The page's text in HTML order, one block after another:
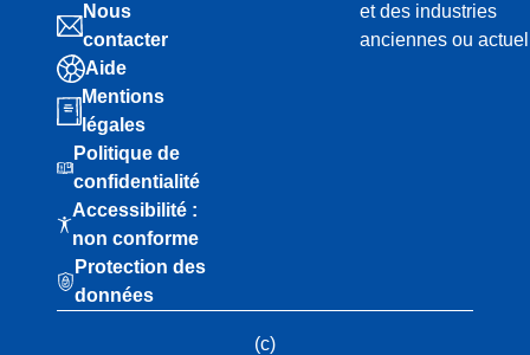
Nous
contacter
Aide
Mentions
légales
Politique de
confidentialité
Accessibilité :
non conforme
Protection des
données
et des industries
anciennes ou
(c)